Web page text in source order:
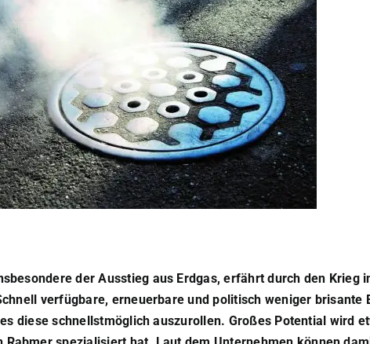
der Ausstieg aus Erdgas, erfährt durch den
verfügbare, erneuerbare und politisch weniger
diese schnellstmöglich auszurollen. Großes Potential wird